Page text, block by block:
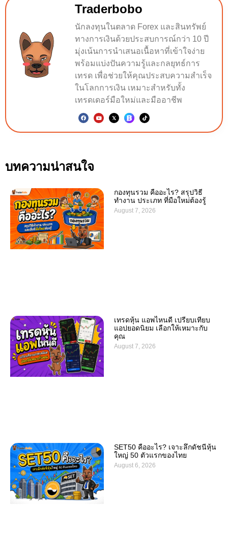
Traderbobo
นักลงทุนในตลาด Forex และสินทรัพย์
ทางการเงินด้วยประสบการณ์กว่า 10 ปี
มุ่งเน้นการนำเสนอเนื้อหาที่เข้าใจง่าย
พร้อมแบ่งปันความรู้และกลยุทธ์การ
เทรด เพื่อช่วยให้คุณประสบความสำเร็จ
ในโลกการเงิน เหมาะสำหรับทั้ง
เทรดเดอร์มือใหม่และมืออาชีพ
บทความน่าสนใจ
กองทุนรวม คืออะไร? สรุปวิธี
ทำงาน ประเภท ที่มือใหม่ต้องรู้
August 7, 2026
เทรดหุ้น แอพไหนดี เปรียบเทียบ
แอปยอดนิยม เลือกให้เหมาะกับ
คุณ
August 7, 2026
SET50 คืออะไร? เจาะลึกดัชนีหุ้น
ใหญ่ 50 ตัวแรกของไทย
August 6, 2026